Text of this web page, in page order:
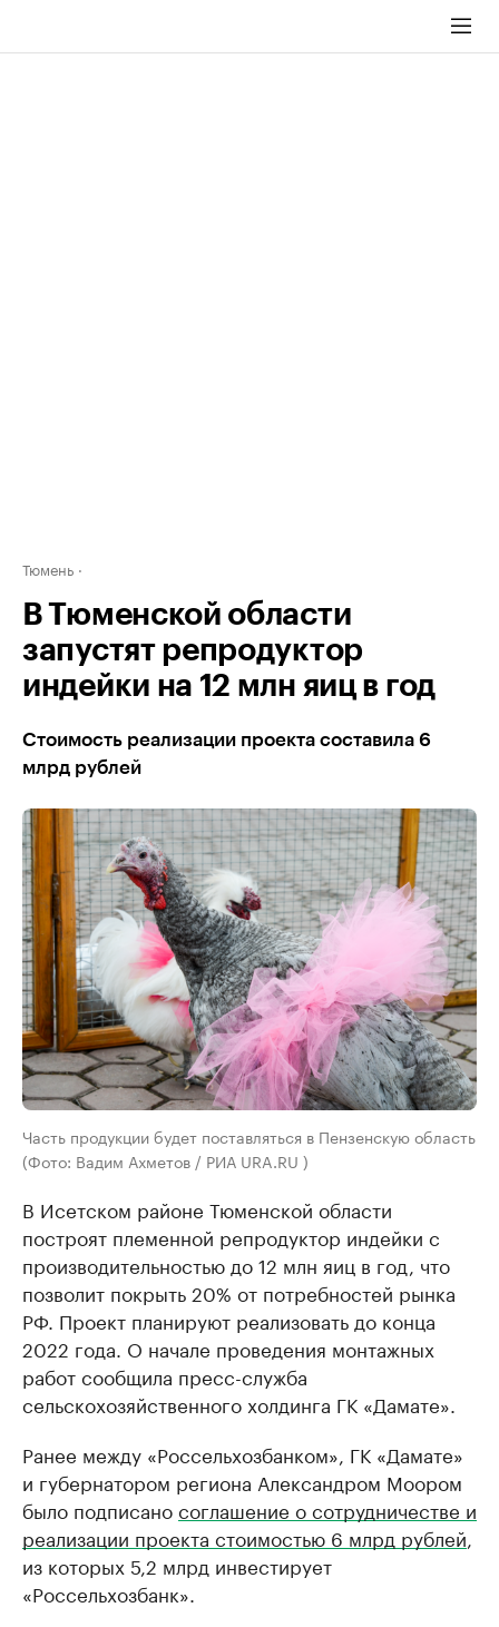
Тюмень
В Тюменской области
запустят репродуктор
индейки на 12 млн яиц в год
Стоимость реализации проекта составила 6
млрд рублей
Часть продукции будет поставляться в Пензенскую область
(Фото: Вадим Ахметов / РИА URA.RU )
В Исетском районе Тюменской области
построят племенной репродуктор индейки с
производительностью до 12 млн яиц в год, что
позволит покрыть 20% от потребностей рынка
РФ. Проект планируют реализовать до конца
2022 года. О начале проведения монтажных
работ сообщила пресс-служба
сельскохозяйственного холдинга ГК «Дамате».
Ранее между «Россельхозбанком», ГК «Дамате»
и губернатором региона Александром Моором
было подписаносоглашение о сотрудничестве и
реализации проекта стоимостью 6 млрд рублей,
из которых 5,2 млрд инвестирует
«Россельхозбанк».